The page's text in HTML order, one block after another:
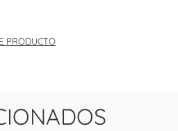
PRODUCTO